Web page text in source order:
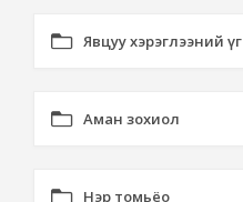
Явцуу хэрэглээний үг
Аман зохиол
Нэр томьёо